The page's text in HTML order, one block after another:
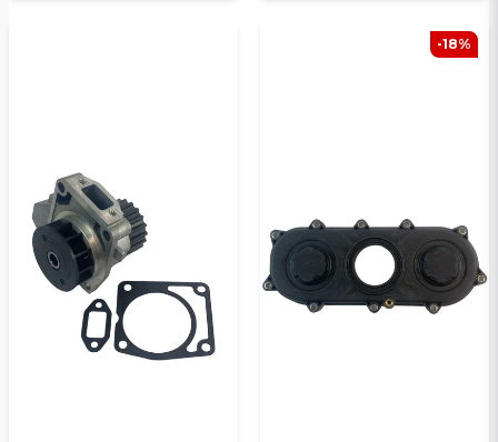
-18%